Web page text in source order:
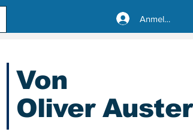
Anmelden
Von
Oliver Auster